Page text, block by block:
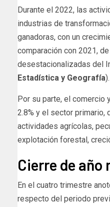
Durante el 2022, las
industrias de
ganadoras, con un
comparación con 2021,
desestacionalizadas del
Estadística y Geografía).
Por su parte, el
2.8% y el sector primario,
actividades agrícolas,
explotación forestal,
Cierre de año
En el cuatro trimestre
respecto del periodo